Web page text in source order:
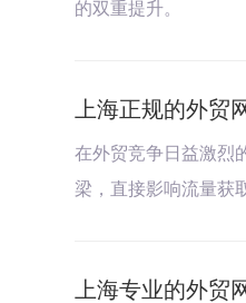
的双重提升。
上海正规的外贸
在外贸竞争日益激烈
梁，直接影响流量获
上海专业的外贸